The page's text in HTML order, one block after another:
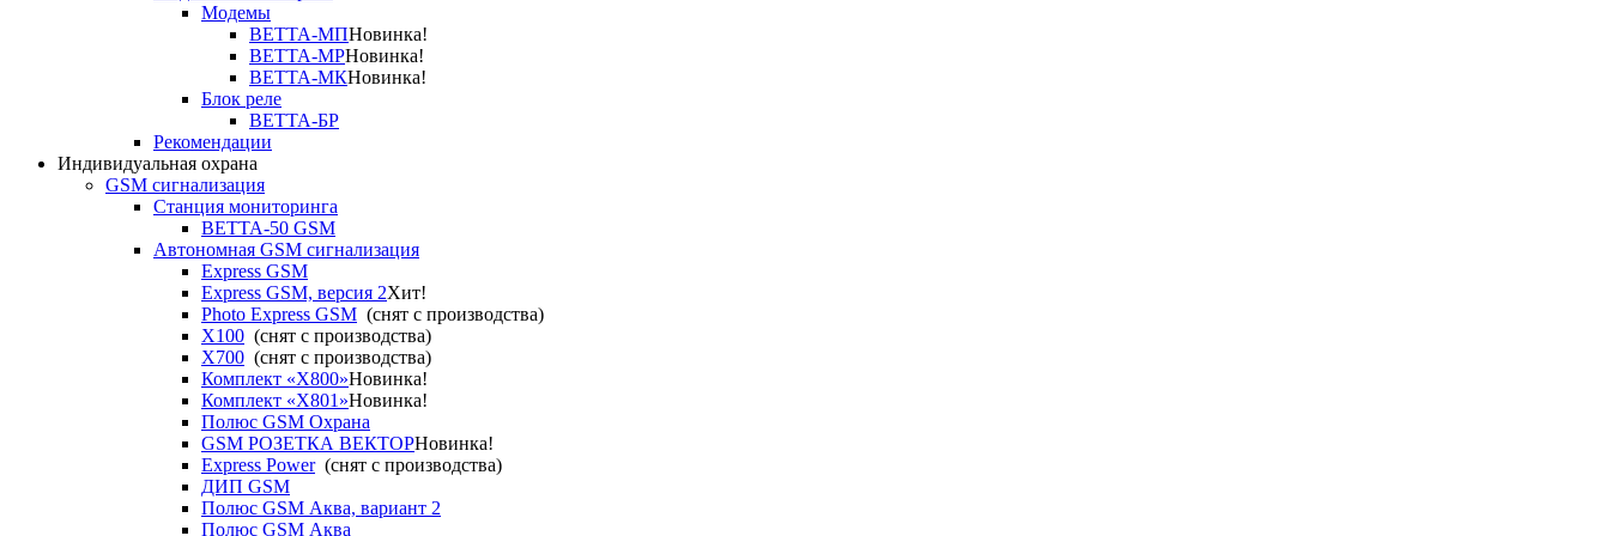
Модемы
ВЕТТА-МПНовинка!
ВЕТТА-МРНовинка!
ВЕТТА-МКНовинка!
Блок реле
ВЕТТА-БР
Рекомендации
Индивидуальная охрана
GSM сигнализация
Станция мониторинга
ВЕТТА-50 GSM
Автономная GSM сигнализация
Express GSM
Express GSM, версия 2Хит!
Photo Express GSM (снят с производства)
X100 (снят с производства)
X700 (снят с производства)
Комплект «X800»Новинка!
Комплект «X801»Новинка!
Полюс GSM Охрана
GSM РОЗЕТКА ВЕКТОРНовинка!
Express Power(снят с производства)
ДИП GSM
Полюс GSM Аква, вариант 2
Полюс GSM Аква